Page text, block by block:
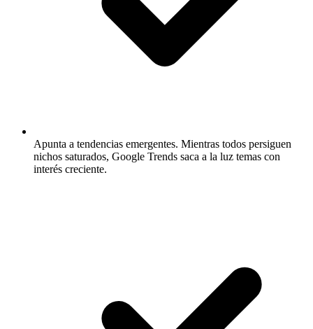
Apunta a tendencias emergentes. Mientras todos persiguen
nichos saturados, Google Trends saca a la luz temas con
interés creciente.